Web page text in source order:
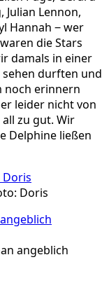
Julian Lennon,
Hannah ‒ wer
die Stars
damals in einer
sehen durften und
noch erinnern
leider nicht von
zu gut. Wir
Delphine ließen
Doris
angeblich